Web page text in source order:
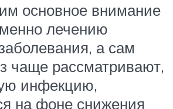
основное внимание
лечению
а сам
чаще рассматривают,
инфекцию,
на фоне снижения